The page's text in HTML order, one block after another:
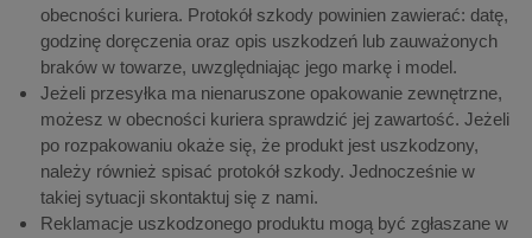
obecności kuriera. Protokół szkody powinien zawierać: datę,
godzinę doręczenia oraz opis uszkodzeń lub zauważonych
braków w towarze, uwzględniając jego markę i model.
Jeżeli przesyłka ma nienaruszone opakowanie zewnętrzne,
możesz w obecności kuriera sprawdzić jej zawartość. Jeżeli
po rozpakowaniu okaże się, że produkt jest uszkodzony,
należy również spisać protokół szkody. Jednocześnie w
takiej sytuacji skontaktuj się z nami.
Reklamacje uszkodzonego produktu mogą być zgłaszane w